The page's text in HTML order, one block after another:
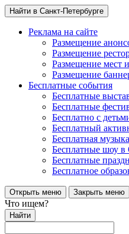
Найти в Санкт-Петербурге
Реклама на сайте
Размещение
Размещение
Размещение мест
Размещение
Бесплатные события
Бесплатные
Бесплатные
Бесплатно с
Бесплатный
Бесплатная
Бесплатные шоу в
Бесплатные
Бесплатное
Открыть меню Закрыть меню
Что ищем?
Найти